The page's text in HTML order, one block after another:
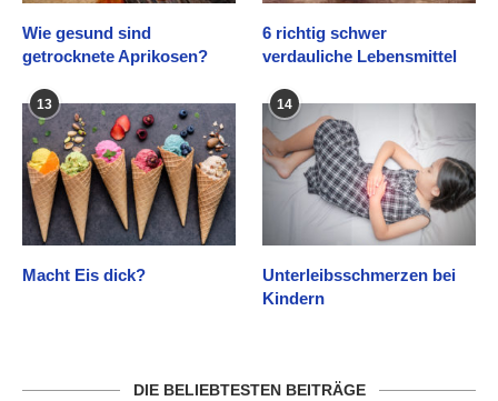
Wie gesund sind
getrocknete Aprikosen?
6 richtig schwer
verdauliche Lebensmittel
13
Macht Eis dick?
14
Unterleibsschmerzen bei
Kindern
DIE BELIEBTESTEN BEITRÄGE